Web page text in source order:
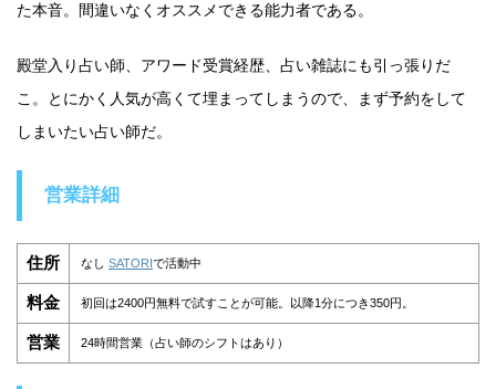
た本音。間違いなくオススメできる能力者である。
殿堂入り占い師、アワード受賞経歴、占い雑誌にも引っ張りだ
こ。とにかく人気が高くて埋まってしまうので、まず予約をして
しまいたい占い師だ。
営業詳細
住所 なし SATORIで活動中
料金 初回は2400円無料で試すことが可能。以降1分につき350円。
営業 24時間営業（占い師のシフトはあり）